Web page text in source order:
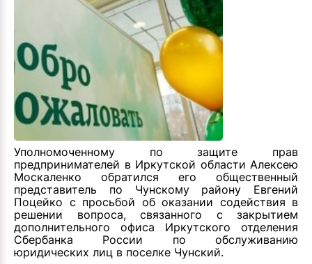
Уполномоченному по защите прав
предпринимателей в Иркутской области Алексею
Москаленко обратился его общественный
представитель по Чунскому району Евгений
Поцейко с просьбой об оказании содействия в
решении вопроса, связанного с закрытием
дополнительного офиса Иркутского отделения
Сбербанка России по обслуживанию
юридических лиц в поселке Чунский.